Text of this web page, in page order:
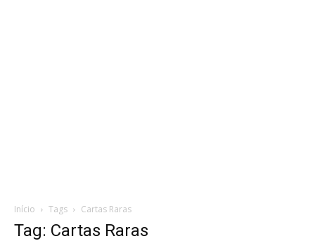
Início Tags Cartas Raras
Tag: Cartas Raras